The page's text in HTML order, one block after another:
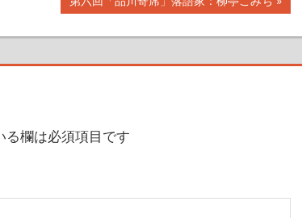
の
記
欄は必須項目です